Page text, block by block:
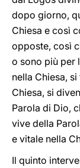
dopo giorno,
Chiesa e così
opposte, così
o sono più per
nella Chiesa,
Chiesa, si
Parola di Dio,
vive della
e vitale nella
Il quinto